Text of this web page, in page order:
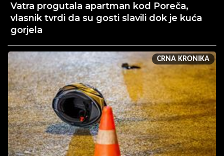
Vatra progutala apartman kod Poreča,
vlasnik tvrdi da su gosti slavili dok je kuća
gorjela
CRNA KRONIKA